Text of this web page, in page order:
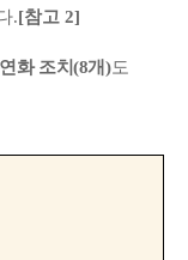
.[참고 2]
화 조치(8개)도